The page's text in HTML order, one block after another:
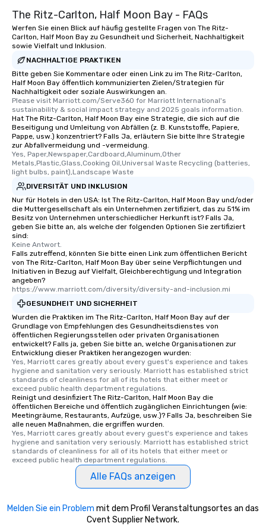
The Ritz-Carlton, Half Moon Bay - FAQs
Werfen Sie einen Blick auf häufig gestellte Fragen von The Ritz-
Carlton, Half Moon Bay zu Gesundheit und Sicherheit, Nachhaltigkeit
sowie Vielfalt und Inklusion.
NACHHALTIGE PRAKTIKEN
Bitte geben Sie Kommentare oder einen Link zu im The Ritz-Carlton,
Half Moon Bay öffentlich kommunizierten Zielen/Strategien für
Nachhaltigkeit oder soziale Auswirkungen an.
Please visit Marriott.com/Serve360 for Marriott International's
sustainability & social impact strategy and 2025 goals information.
Hat The Ritz-Carlton, Half Moon Bay eine Strategie, die sich auf die
Beseitigung und Umleitung von Abfällen (z. B. Kunststoffe, Papiere,
Pappe, usw.) konzentriert? Falls Ja, erläutern Sie bitte Ihre Strategie
zur Abfallvermeidung und -vermeidung.
Yes, Paper,Newspaper,Cardboard,Aluminum,Other
Metals,Plastic,Glass,Cooking Oil,Universal Waste Recycling (batteries,
light bulbs, paint),Landscape Waste
DIVERSITÄT UND INKLUSION
Nur für Hotels in den USA: Ist The Ritz-Carlton, Half Moon Bay und/oder
die Muttergesellschaft als ein Unternehmen zertifiziert, das zu 51% im
Besitz von Unternehmen unterschiedlicher Herkunft ist? Falls Ja,
geben Sie bitte an, als welche der folgenden Optionen Sie zertifiziert
sind:
Keine Antwort.
Falls zutreffend, könnten Sie bitte einen Link zum öffentlichen Bericht
von The Ritz-Carlton, Half Moon Bay über seine Verpflichtungen und
Initiativen in Bezug auf Vielfalt, Gleichberechtigung und Integration
angeben?
https://www.marriott.com/diversity/diversity-and-inclusion.mi
GESUNDHEIT UND SICHERHEIT
Wurden die Praktiken im The Ritz-Carlton, Half Moon Bay auf der
Grundlage von Empfehlungen des Gesundheitsdienstes von
öffentlichen Regierungsstellen oder privaten Organisationen
entwickelt? Falls ja, geben Sie bitte an, welche Organisationen zur
Entwicklung dieser Praktiken herangezogen wurden:
Yes, Marriott cares greatly about every guest's experience and takes
hygiene and sanitation very seriously. Marriott has established strict
standards of cleanliness for all of its hotels that either meet or
exceed public health department regulations.
Reinigt und desinfiziert The Ritz-Carlton, Half Moon Bay die
öffentlichen Bereiche und öffentlich zugänglichen Einrichtungen (wie:
Meetingräume, Restaurants, Aufzüge, usw.)? Falls Ja, beschreiben Sie
alle neuen Maßnahmen, die ergriffen wurden.
Yes, Marriott cares greatly about every guest's experience and takes
hygiene and sanitation very seriously. Marriott has established strict
standards of cleanliness for all of its hotels that either meet or
exceed public health department regulations.
Alle FAQs anzeigen
Melden Sie ein Problem mit dem Profil Veranstaltungsortes an das
Cvent Supplier Network.